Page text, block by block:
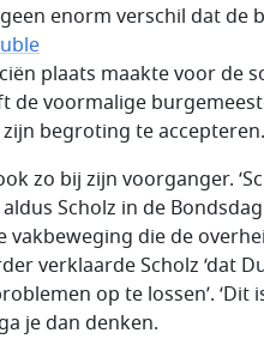
enorm verschil dat de
plaats maakte voor de
de voormalige
begroting te accepteren.
zo bij zijn voorganger.
Scholz in de
vakbeweging die de
verklaarde Scholz ‘dat
op te lossen’. ‘Dit
je dan denken.